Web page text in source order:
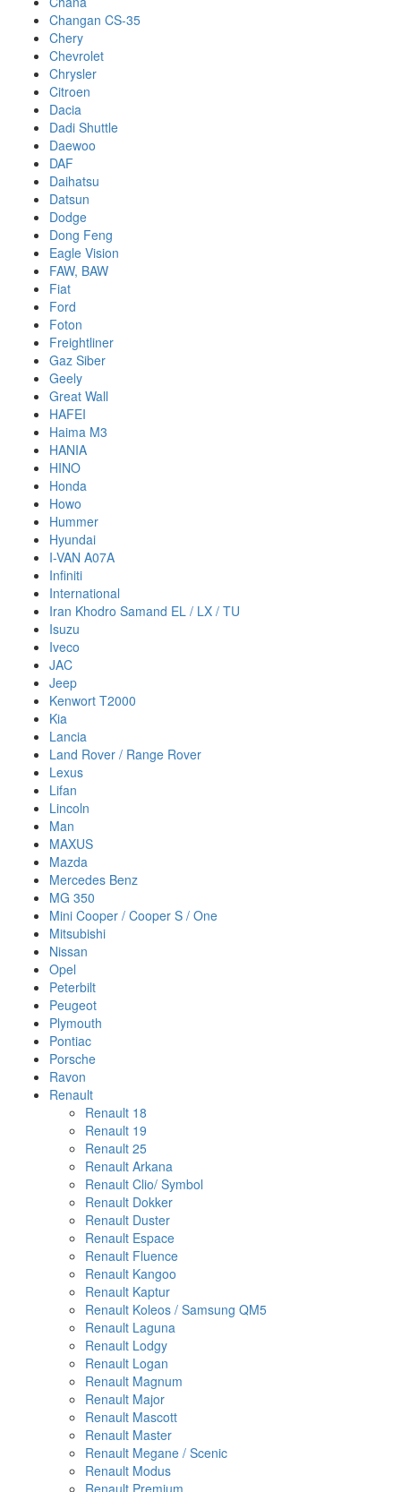
Changan CS-35
Chery
Chevrolet
Chrysler
Citroen
Dacia
Dadi Shuttle
Daewoo
DAF
Daihatsu
Datsun
Dodge
Dong Feng
Eagle Vision
FAW, BAW
Fiat
Ford
Foton
Freightliner
Gaz Siber
Geely
Great Wall
HAFEI
Haima M3
HANIA
HINO
Honda
Howo
Hummer
Hyundai
I-VAN A07A
Infiniti
International
Iran Khodro Samand EL / LX / TU
Isuzu
Iveco
JAC
Jeep
Kenwort T2000
Kia
Lancia
Land Rover / Range Rover
Lexus
Lifan
Lincoln
Man
MAXUS
Mazda
Mercedes Benz
MG 350
Mini Cooper / Cooper S / One
Mitsubishi
Nissan
Opel
Peterbilt
Peugeot
Plymouth
Pontiac
Porsche
Ravon
Renault
Renault 18
Renault 19
Renault 25
Renault Arkana
Renault Clio/ Symbol
Renault Dokker
Renault Duster
Renault Espace
Renault Fluence
Renault Kangoo
Renault Kaptur
Renault Koleos / Samsung QM5
Renault Laguna
Renault Lodgy
Renault Logan
Renault Magnum
Renault Major
Renault Mascott
Renault Master
Renault Megane / Scenic
Renault Modus
Renault Premium